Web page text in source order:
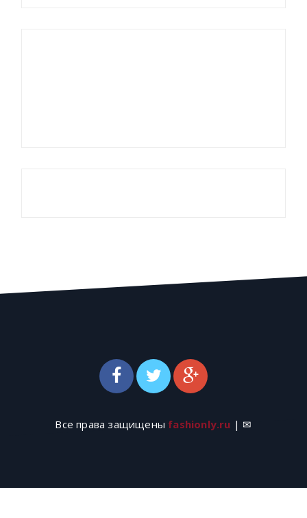
Все права защищены fashionly.ru | ✉